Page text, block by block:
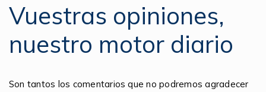
Vuestras opiniones,
nuestro motor diario
Son tantos los comentarios que no podremos agradecer